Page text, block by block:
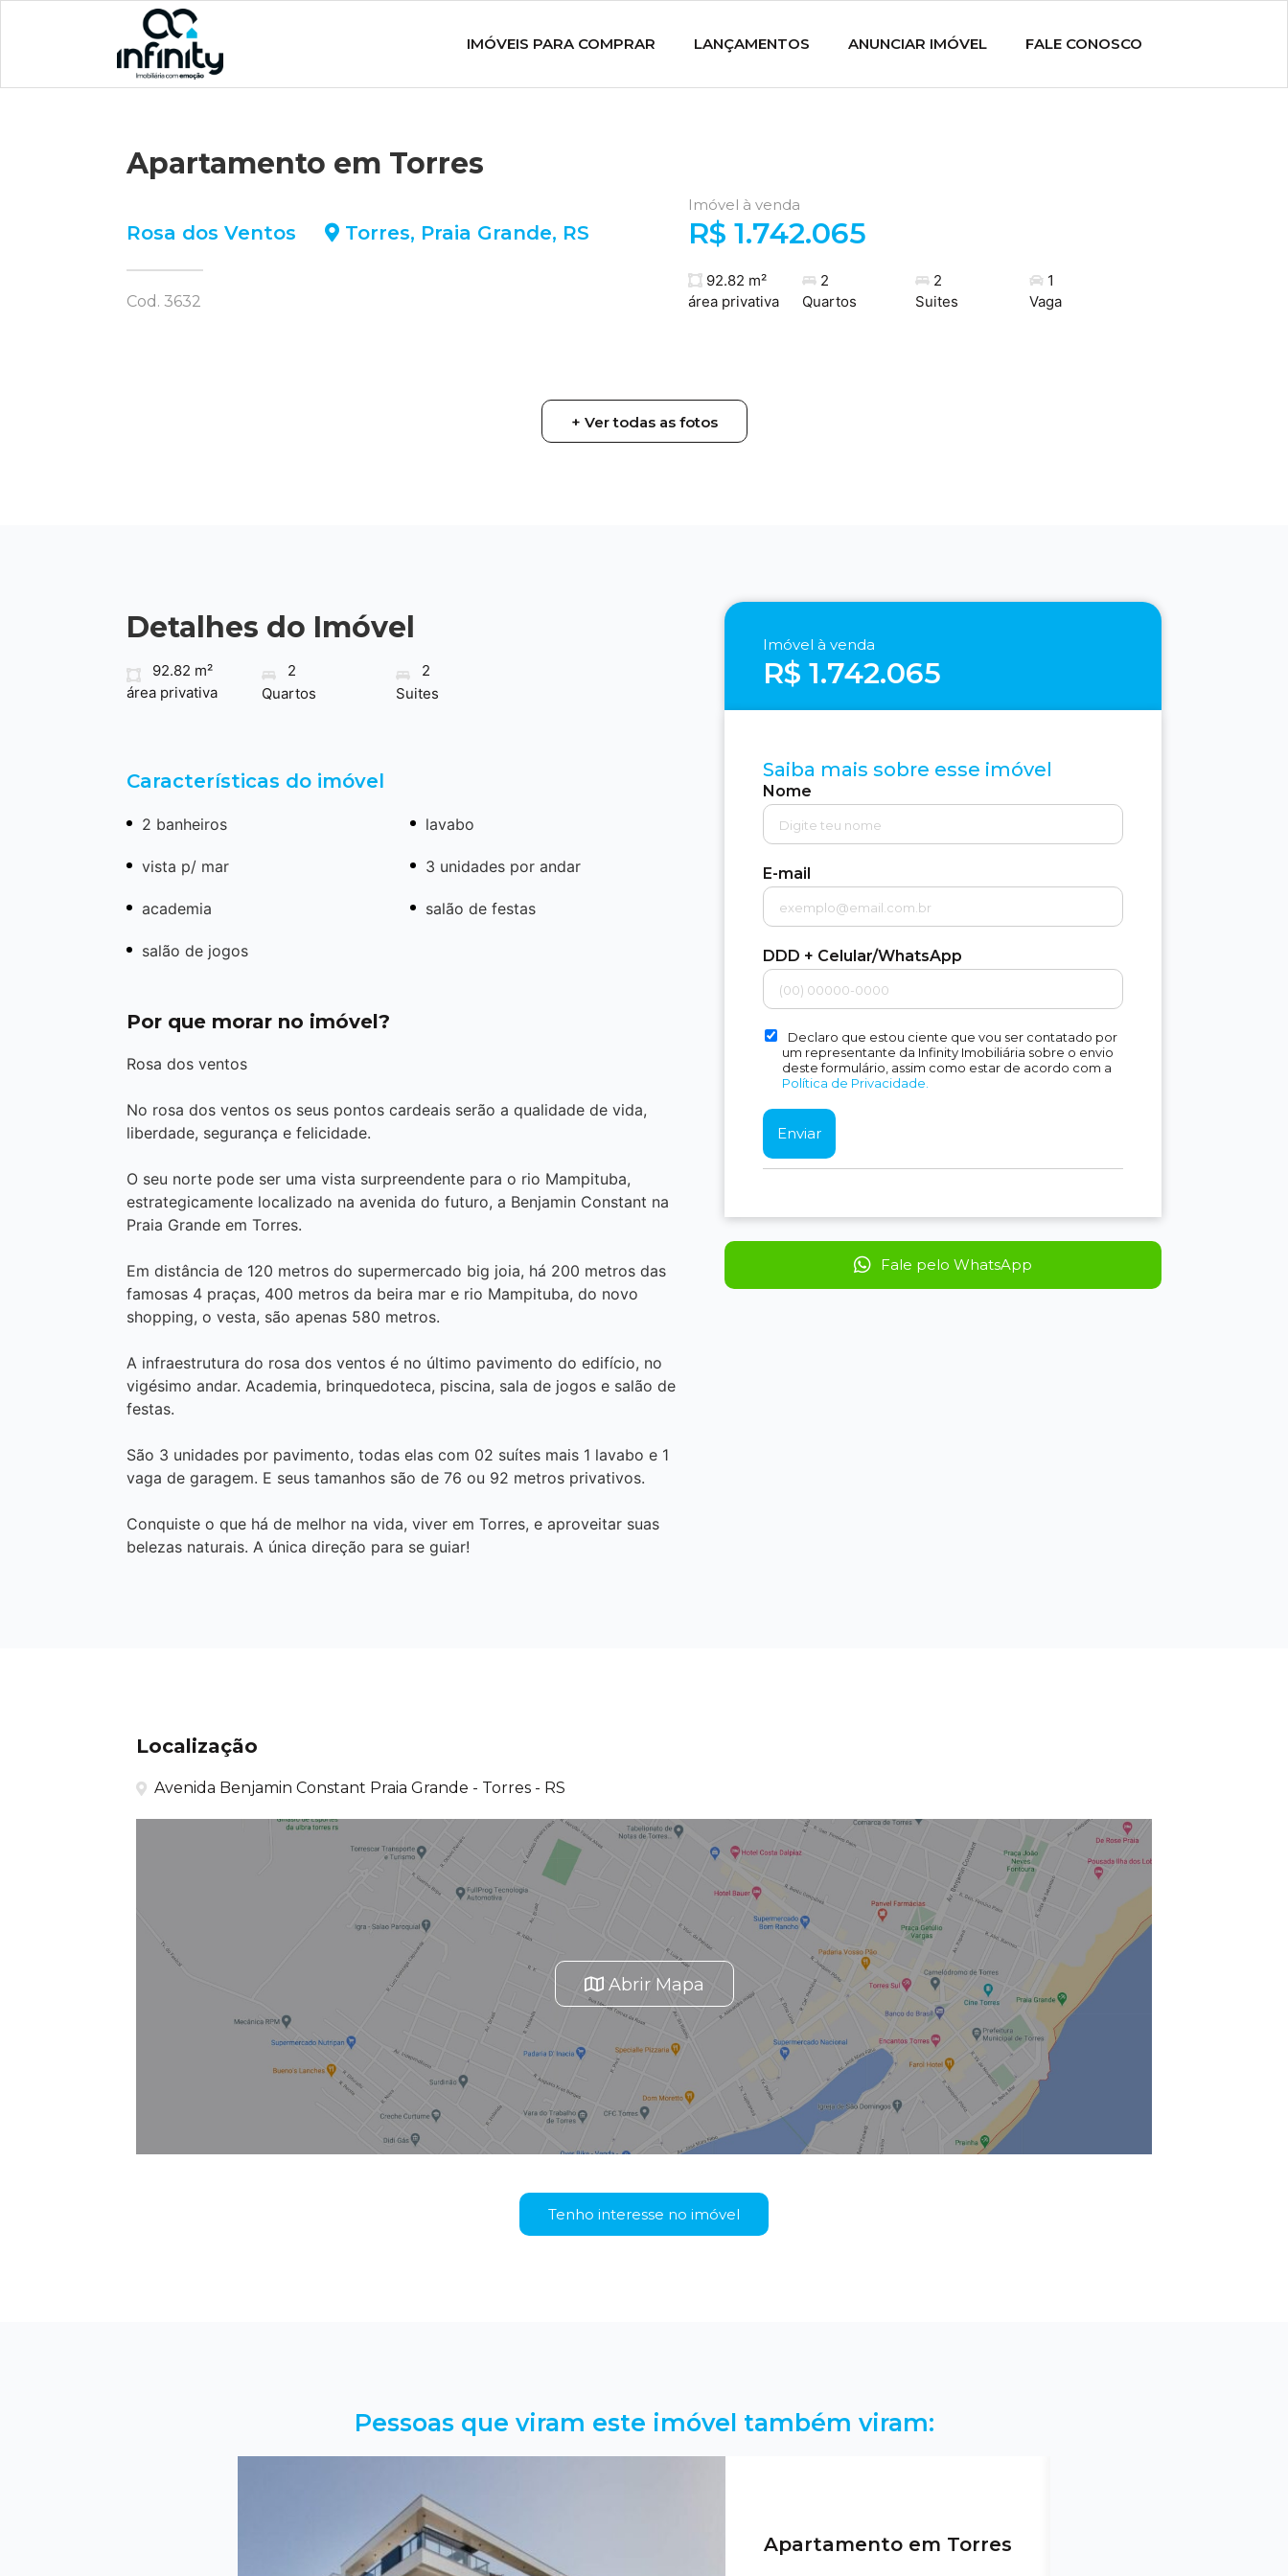
IMÓVEIS PARA COMPRAR LANÇAMENTOS ANUNCIAR IMÓVEL FALE CONOSCO
Apartamento em Torres
Rosa dos Ventos Torres, Praia Grande, RS
Cod. 3632
Imóvel à venda
R$ 1.742.065
92.82 m²
área privativa
2
Quartos
2
Suites
1
Vaga
+ Ver todas as fotos
Detalhes do Imóvel
92.82 m²
área privativa
2
Quartos
2
Suites
Características do imóvel
2 banheiros lavabo
vista p/ mar 3 unidades por andar
academia salão de festas
salão de jogos
Por que morar no imóvel?
Rosa dos ventos
No rosa dos ventos os seus pontos cardeais serão a qualidade de vida,
liberdade, segurança e felicidade.
O seu norte pode ser uma vista surpreendente para o rio Mampituba,
estrategicamente localizado na avenida do futuro, a Benjamin Constant na
Praia Grande em Torres.
Em distância de 120 metros do supermercado big joia, há 200 metros das
famosas 4 praças, 400 metros da beira mar e rio Mampituba, do novo
shopping, o vesta, são apenas 580 metros.
A infraestrutura do rosa dos ventos é no último pavimento do edifício, no
vigésimo andar. Academia, brinquedoteca, piscina, sala de jogos e salão de
festas.
São 3 unidades por pavimento, todas elas com 02 suítes mais 1 lavabo e 1
vaga de garagem. E seus tamanhos são de 76 ou 92 metros privativos.
Conquiste o que há de melhor na vida, viver em Torres, e aproveitar suas
belezas naturais. A única direção para se guiar!
Imóvel à venda
R$ 1.742.065
Saiba mais sobre esse imóvel
Nome
E-mail
DDD + Celular/WhatsApp
Declaro que estou ciente que vou ser contatado por
um representante da Infinity Imobiliária sobre o envio
deste formulário, assim como estar de acordo com a
Política de Privacidade.
Fale pelo WhatsApp
Localização
Avenida Benjamin Constant Praia Grande - Torres - RS
Abrir Mapa
Tenho interesse no imóvel
Pessoas que viram este imóvel também viram:
Apartamento em Torres